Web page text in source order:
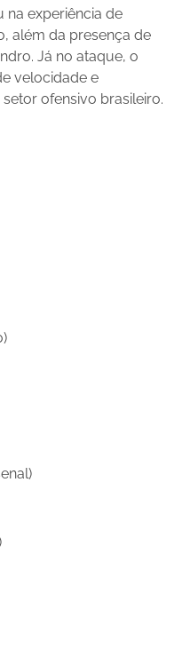
na experiência de
além da presença de
Já no ataque, o
velocidade e
ofensivo brasileiro.